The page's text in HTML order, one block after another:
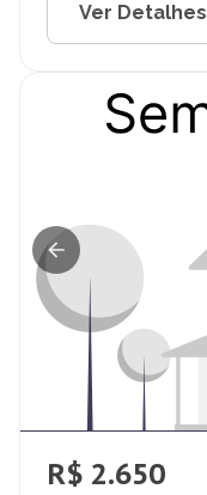
Ver Detalhes
R$ 2.650